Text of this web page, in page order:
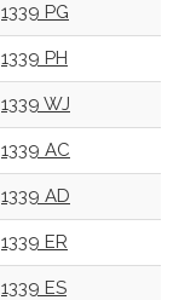
1339 PG
1339 PH
1339 WJ
1339 AC
1339 AD
1339 ER
1339 ES